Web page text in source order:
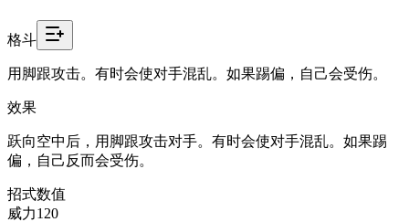
格斗
用脚跟攻击。有时会使对手混乱。如果踢偏，自己会受伤。
效果
跃向空中后，用脚跟攻击对手。有时会使对手混乱。如果踢
偏，自己反而会受伤。
招式数值
威力120